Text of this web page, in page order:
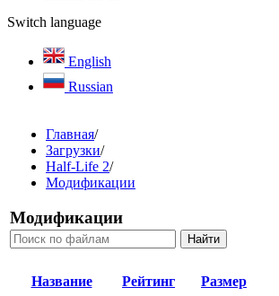
Switch language
English
Russian
Главная/
Загрузки/
Half-Life 2/
Модификации
Модификации
Название Рейтинг Размер